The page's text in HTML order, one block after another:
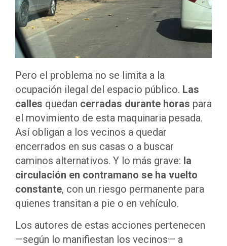
Pero el problema no se limita a la
ocupación ilegal del espacio público. Las
calles quedan cerradas durante horas para
el movimiento de esta maquinaria pesada.
Así obligan a los vecinos a quedar
encerrados en sus casas o a buscar
caminos alternativos. Y lo más grave: la
circulación en contramano se ha vuelto
constante, con un riesgo permanente para
quienes transitan a pie o en vehículo.
Los autores de estas acciones pertenecen
—según lo manifiestan los vecinos— a